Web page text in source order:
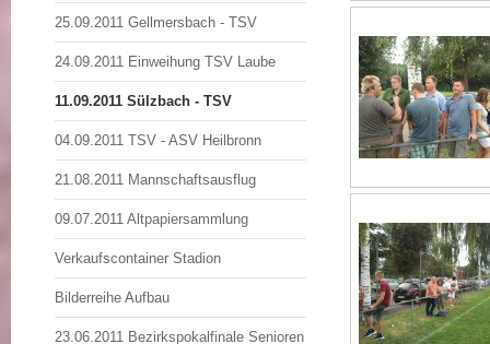
25.09.2011 Gellmersbach - TSV
24.09.2011 Einweihung TSV Laube
11.09.2011 Sülzbach - TSV
04.09.2011 TSV - ASV Heilbronn
21.08.2011 Mannschaftsausflug
09.07.2011 Altpapiersammlung
Verkaufscontainer Stadion
Bilderreihe Aufbau
23.06.2011 Bezirkspokalfinale Senioren